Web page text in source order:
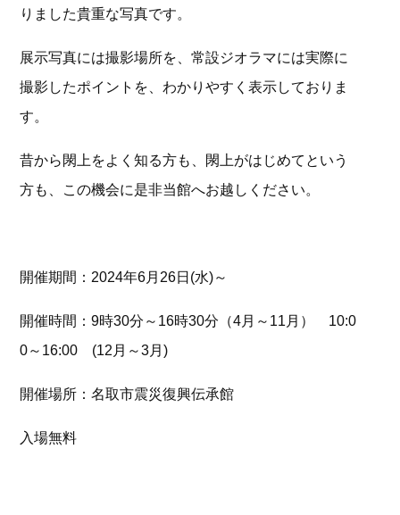
りました貴重な写真です。
展示写真には撮影場所を、常設ジオラマには実際に
撮影したポイントを、わかりやすく表示しておりま
す。
昔から閖上をよく知る方も、閖上がはじめてという
方も、この機会に是非当館へお越しください。
開催期間：2024年6月26日(水)～
開催時間：9時30分～16時30分（4月～11月） 10:0
0～16:00 (12月～3月)
開催場所：名取市震災復興伝承館
入場無料